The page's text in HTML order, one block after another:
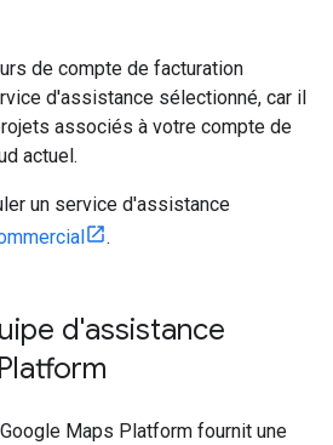
de compte de facturation
d'assistance sélectionné, car il
associés à votre compte de
actuel.
un service d'assistance
.
d'assistance
Maps Platform fournit une